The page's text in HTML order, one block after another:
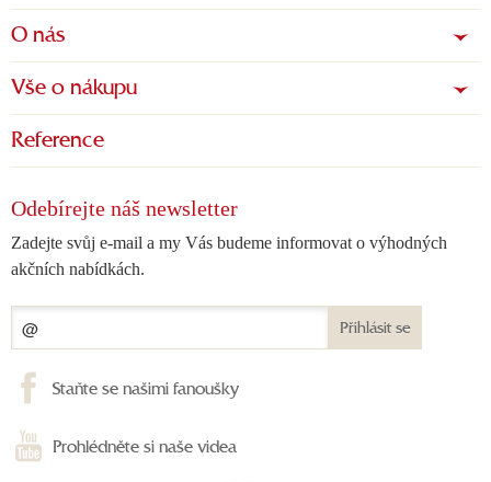
O nás
Vše o nákupu
Reference
Odebírejte náš newsletter
Zadejte svůj e-mail a my Vás budeme informovat o výhodných
akčních nabídkách.
Přihlásit se
Staňte se našimi fanoušky
Prohlédněte si naše videa